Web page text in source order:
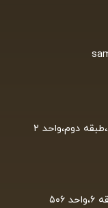
دوم،واحد ۲